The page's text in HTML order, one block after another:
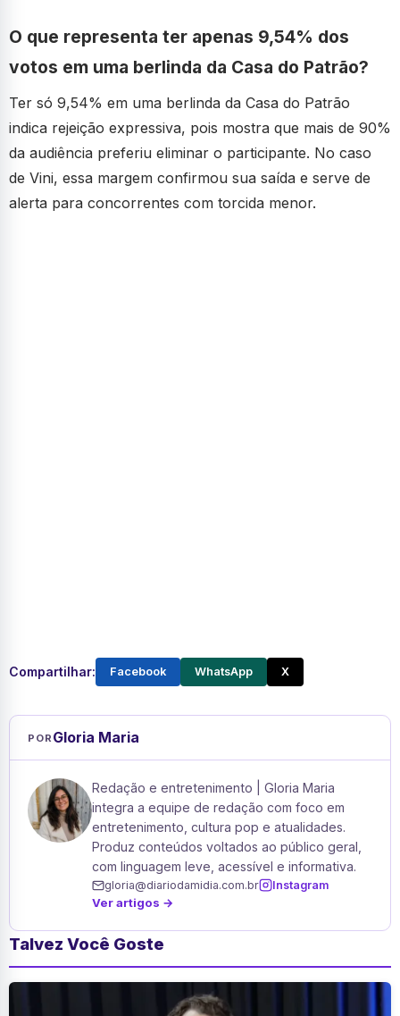
O que representa ter apenas 9,54% dos
votos em uma berlinda da Casa do Patrão?
Ter só 9,54% em uma berlinda da Casa do Patrão
indica rejeição expressiva, pois mostra que mais de 90%
da audiência preferiu eliminar o participante. No caso
de Vini, essa margem confirmou sua saída e serve de
alerta para concorrentes com torcida menor.
Compartilhar: Facebook WhatsApp X
POR Gloria Maria
Redação e entretenimento | Gloria Maria
integra a equipe de redação com foco em
entretenimento, cultura pop e atualidades.
Produz conteúdos voltados ao público geral,
com linguagem leve, acessível e informativa.
gloria@diariodamidia.com.br Instagram
Ver artigos →
Talvez Você Goste